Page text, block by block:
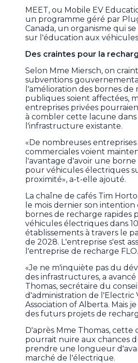
MEET, ou Mobile EV
un programme géré par
Canada, un organisme qui
sur l'éducation aux
Des craintes pour la
Selon Mme Miersch, on
subventions
l'amélioration des bornes de
publiques soient affectées,
entreprises privées
à combler cette lacune dans
l'infrastructure existante.
«De nombreuses
commerciales voient
l'avantage d'avoir une
pour véhicules électriques
proximité», a-t-elle ajouté.
La chaîne de cafés Tim
le mois dernier son
bornes de recharge rapides
véhicules électriques dans
établissements à travers le
de 2028. L'entreprise s'est
l'entreprise de recharge FLO.
«Je ne m'inquiète pas du
des infrastructures, a avancé
Thomas, secrétaire du conseil
d'administration de l'Electric
Association of Alberta. Mais
des futurs projets de
D'après Mme Thomas, cette
pourrait nuire aux chances
prendre une longueur
marché de l'électrique.